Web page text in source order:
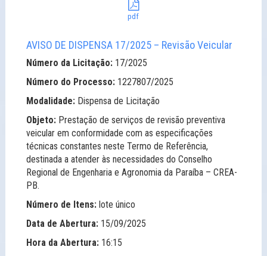
pdf
AVISO DE DISPENSA 17/2025 – Revisão Veicular
Número da Licitação: 17/2025
Número do Processo: 1227807/2025
Modalidade: Dispensa de Licitação
Objeto: Prestação de serviços de revisão preventiva
veicular em conformidade com as especificações
técnicas constantes neste Termo de Referência,
destinada a atender às necessidades do Conselho
Regional de Engenharia e Agronomia da Paraíba – CREA-
PB.
Número de Itens: lote único
Data de Abertura: 15/09/2025
Hora da Abertura: 16:15